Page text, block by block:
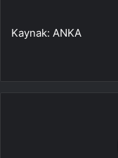
Kaynak: ANKA